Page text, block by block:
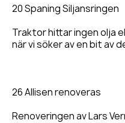
20 Spaning Siljansringen
Traktor hittar ingen olja
när vi söker av en bit av
26 Allisen renoveras
Renoveringen av Lars